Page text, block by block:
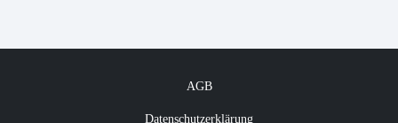
AGB
Datenschutzerklärung